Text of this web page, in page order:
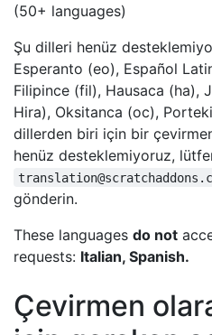
(50+ languages)
Şu dilleri henüz
Esperanto (eo), Español
Filipince (fil), Hausaca (ha),
Hira), Oksitanca (oc),
dillerden biri için bir
henüz desteklemiyoruz,
gönderin.
These languages do not
requests: Italian, Spanish.
Çevirmen